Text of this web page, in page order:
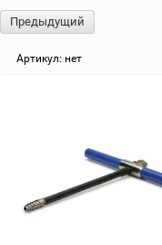
Предыдущий
Артикул: нет